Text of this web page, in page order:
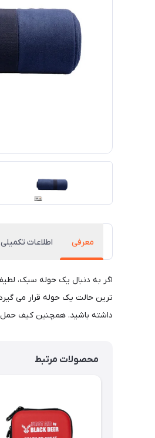
معرفی اطلاعات تکمیلی
داشته باشید. همچنین کیف حمل کوچکی که دارد
محصولات مرتبط